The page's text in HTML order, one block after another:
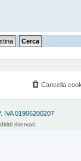
Cancella
IVA 01906200207
riservati.